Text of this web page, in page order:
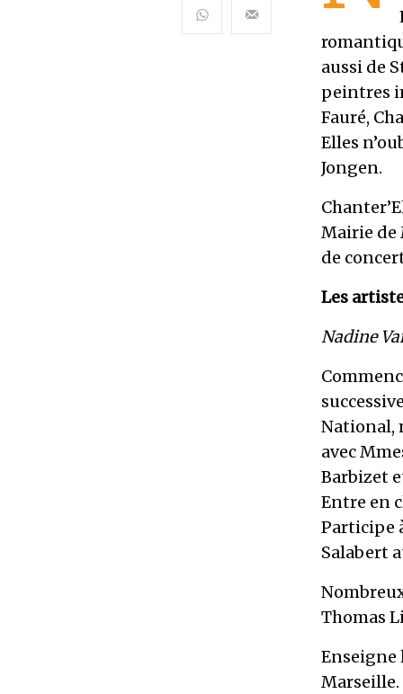
aussi de
peintres
Fauré,
Elles
Jongen.
Mairie de
de
Les
Nadine
National,
avec
Barbizet
Entre en
Participe
Salabert
Thomas
Enseigne
Marseille.